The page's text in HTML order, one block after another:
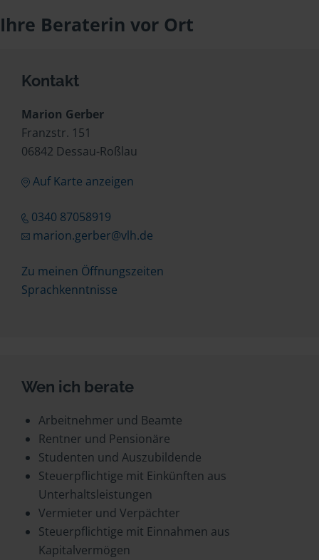
Ihre Beraterin vor Ort
Kontakt
Marion Gerber
Franzstr. 151
06842 Dessau-Roßlau
Auf Karte anzeigen
0340 87058919
marion.gerber@vlh.de
Zu meinen Öffnungszeiten
Sprachkenntnisse
Wen ich berate
Arbeitnehmer und Beamte
Rentner und Pensionäre
Studenten und Auszubildende
Steuerpflichtige mit Einkünften aus
Unterhaltsleistungen
Vermieter und Verpächter
Steuerpflichtige mit Einnahmen aus
Kapitalvermögen